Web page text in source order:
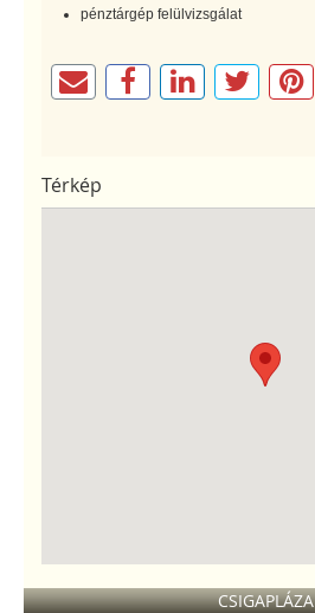
pénztárgép felülvizsgálat
Térkép
CSIGAPLÁZA